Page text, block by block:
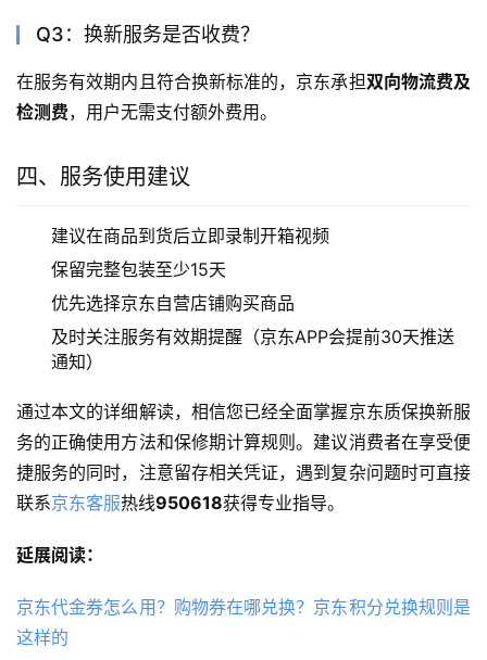
Q3：换新服务是否收费？
在服务有效期内且符合换新标准的，京东承担双向物流费及
检测费，用户无需支付额外费用。
四、服务使用建议
建议在商品到货后立即录制开箱视频
保留完整包装至少15天
优先选择京东自营店铺购买商品
及时关注服务有效期提醒（京东APP会提前30天推送
通知）
通过本文的详细解读，相信您已经全面掌握京东质保换新服
务的正确使用方法和保修期计算规则。建议消费者在享受便
捷服务的同时，注意留存相关凭证，遇到复杂问题时可直接
联系京东客服热线950618获得专业指导。
延展阅读：
京东代金券怎么用？购物券在哪兑换？京东积分兑换规则是
这样的